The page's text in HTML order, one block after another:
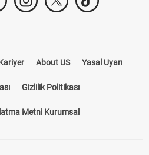
About US Yasal Uyarı
Gizlilik Politikası
Metni Kurumsal